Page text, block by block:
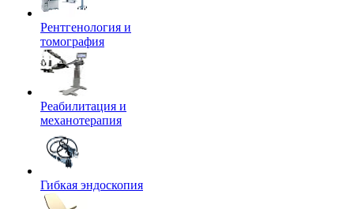
Рентгенология и
томография
Реабилитация и
механотерапия
Гибкая эндоскопия